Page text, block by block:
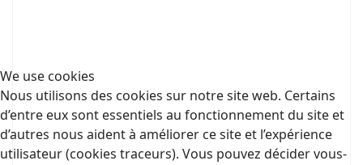
We use cookies
Nous utilisons des cookies sur notre site web. Certains
d’entre eux sont essentiels au fonctionnement du site et
d’autres nous aident à améliorer ce site et l’expérience
utilisateur (cookies traceurs). Vous pouvez décider vous-